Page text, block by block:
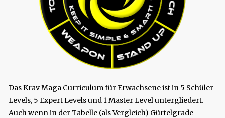
Das Krav Maga Curriculum für Erwachsene ist in 5 Schüler
Levels, 5 Expert Levels und 1 Master Level untergliedert.
Auch wenn in der Tabelle (als Vergleich) Gürtelgrade